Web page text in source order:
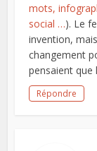
mots,
social …). Le
invention,
changement
pensaient que
Répondre